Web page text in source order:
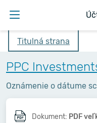
Titulná strana
PPC
Oznámenie o dátume
Dokument: PDF